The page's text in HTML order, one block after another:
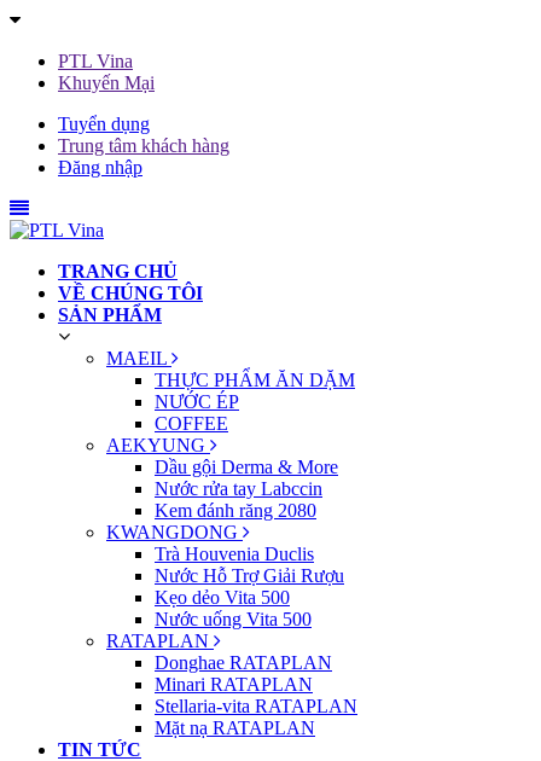
PTL Vina
Khuyến Mại
Tuyển dụng
Trung tâm khách hàng
Đăng nhập
TRANG CHỦ
VỀ CHÚNG TÔI
SẢN PHẨM
MAEIL
THỰC PHẨM ĂN DẶM
NƯỚC ÉP
COFFEE
AEKYUNG
Dầu gội Derma & More
Nước rửa tay Labccin
Kem đánh răng 2080
KWANGDONG
Trà Houvenia Duclis
Nước Hỗ Trợ Giải Rượu
Kẹo dẻo Vita 500
Nước uống Vita 500
RATAPLAN
Donghae RATAPLAN
Minari RATAPLAN
Stellaria-vita RATAPLAN
Mặt nạ RATAPLAN
TIN TỨC